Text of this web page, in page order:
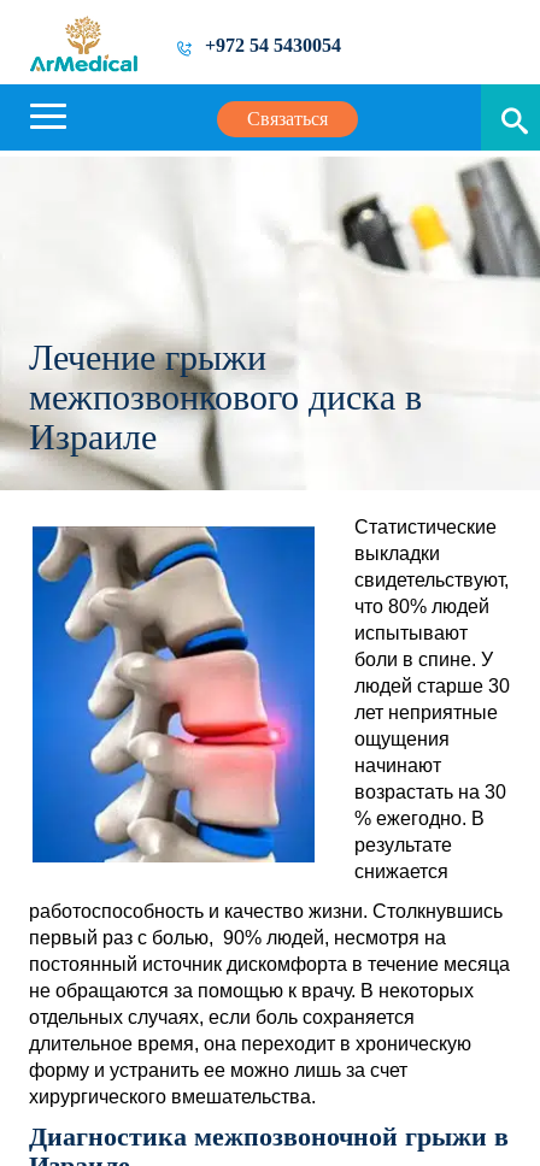
+972 54 5430054
Связаться
Лечение грыжи
межпозвонкового диска в
Израиле
Статистические
выкладки
свидетельствуют,
что 80% людей
испытывают
боли в спине. У
людей старше 30
лет неприятные
ощущения
начинают
возрастать на 30
% ежегодно. В
результате
снижается
работоспособность и качество жизни. Столкнувшись
первый раз с болью, 90% людей, несмотря на
постоянный источник дискомфорта в течение месяца
не обращаются за помощью к врачу. В некоторых
отдельных случаях, если боль сохраняется
длительное время, она переходит в хроническую
форму и устранить ее можно лишь за счет
хирургического вмешательства.
Диагностика межпозвоночной грыжи в